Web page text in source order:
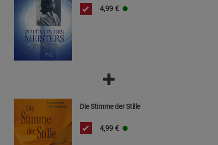
4,99 €
Die Stimme der Stille
4,99 €